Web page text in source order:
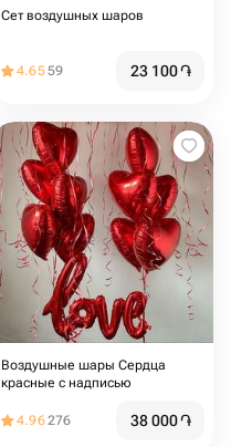
Сет воздушных шаров
4.6559 23 100֏
Воздушные шары Сердца
красные с надписью
4.96276 38 000֏